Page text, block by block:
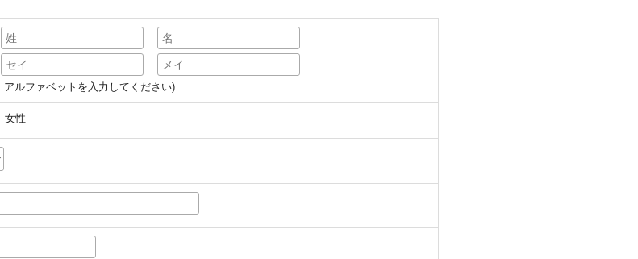
アルファベットを入力してください)
女性